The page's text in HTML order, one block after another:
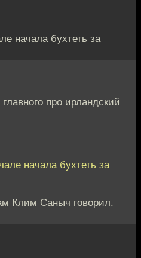
начала бухтеть за
про ирландский
начала бухтеть за
Клим Саныч говорил.